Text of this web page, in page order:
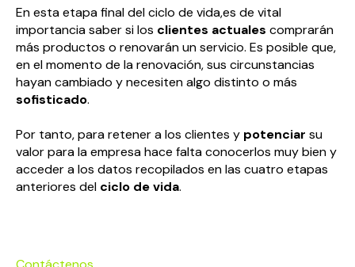
En esta etapa final del ciclo de vida,es de vital
importancia saber si los clientes actuales comprarán
más productos o renovarán un servicio. Es posible que,
en el momento de la renovación, sus circunstancias
hayan cambiado y necesiten algo distinto o más
sofisticado.
Por tanto, para retener a los clientes y potenciar su
valor para la empresa hace falta conocerlos muy bien y
acceder a los datos recopilados en las cuatro etapas
anteriores del ciclo de vida.